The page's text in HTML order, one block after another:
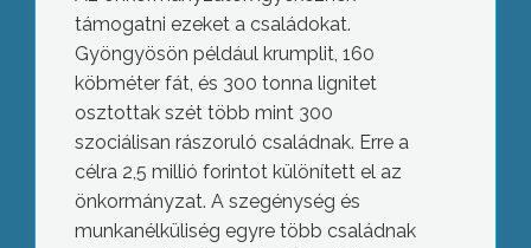
támogatni ezeket a családokat.
Gyöngyösön például krumplit, 160
köbméter fát, és 300 tonna lignitet
osztottak szét több mint 300
szociálisan rászoruló családnak. Erre a
célra 2,5 millió forintot különített el az
önkormányzat. A szegénység és
munkanélküliség egyre több családnak